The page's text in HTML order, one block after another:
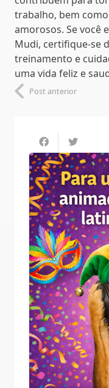
trabalho, bem
amorosos. Se você
Mudi, certifique-se
treinamento e
uma vida feliz e
Post anterior